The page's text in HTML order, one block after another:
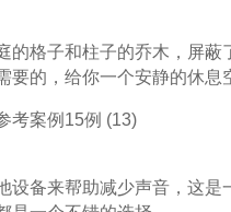
的格子和柱子的乔木，屏
要的，给你一个安静的休息
设备来帮助减少声音，这